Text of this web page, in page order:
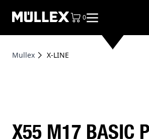
0
articles dans le
Mullex X-LINE
X55 M17 BASIC